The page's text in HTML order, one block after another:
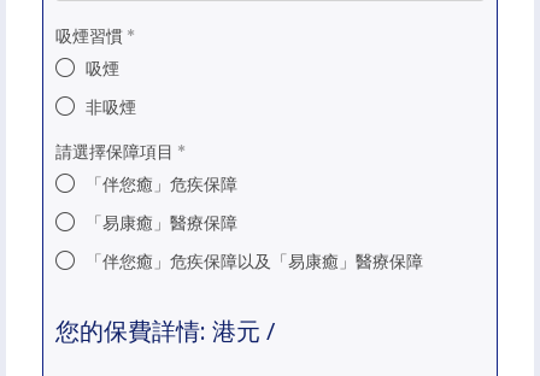
吸煙習慣
吸煙
非吸煙
請選擇保障項目
「伴您癒」危疾保障
「易康癒」醫療保障
「伴您癒」危疾保障以及「易康癒」醫療保障
您的保費詳情: 港元 /